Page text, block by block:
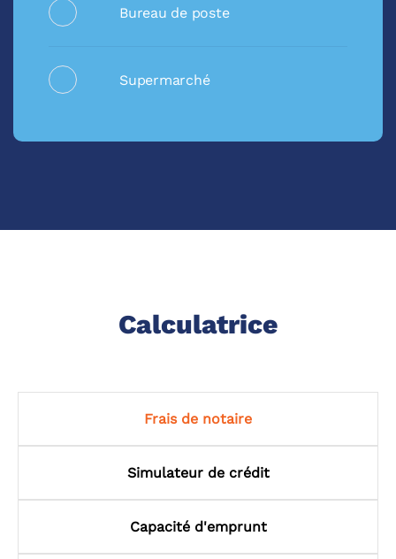
Bureau de poste
Supermarché
Calculatrice
Frais de notaire
Simulateur de crédit
Capacité d'emprunt